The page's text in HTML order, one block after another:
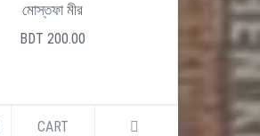
মোস্তফা মীর
BDT 200.00
CART DETAILS